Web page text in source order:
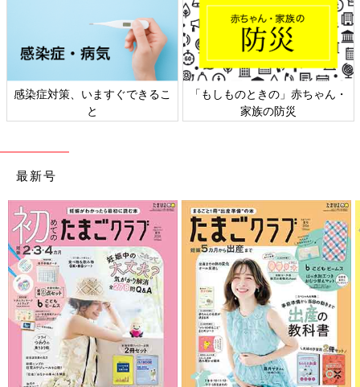
出典：Instagramアカウント「omiyababy_life」
可能性もあります。汗取りのためベビーカーシートを敷く方も多
いようですが、こちらのような送風ファンが内蔵されたものも。
背中からの送風で熱がこもらず、背中をさらさらに保てますよ。
ダイソー、西松屋も…！「UVカット」
「汗かきにうれしい」夏前に買うべき子
ども帽子5選
お散歩や外遊びを楽しみたいこの季節。ただ、
紫外線がちょっと気になる…。熱中症から子ど
もを守るためにも、帽子は欠かせません。そこ
で今回は、暑さ対策にぴったりの帽子を紹介し
ます。現役保育士がおすすめポイントを解説し
ていますので、ぜひ参考にしてみてください
ね！
早めの準備で暑い夏も快適にすごそう！
感染症対策、いますぐできるこ
と
「もしものときの」赤ちゃん・
家族の防災
最新号